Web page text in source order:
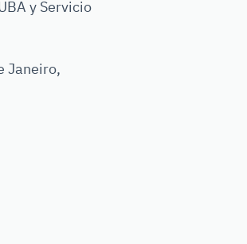
y Servicio
Janeiro,